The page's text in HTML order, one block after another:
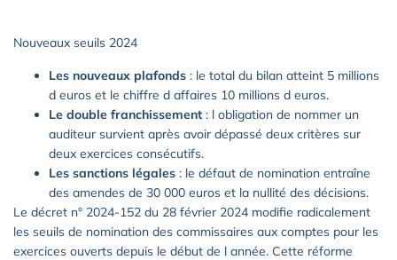
Nouveaux seuils 2024
Les nouveaux plafonds : le total du bilan atteint 5 millions
d euros et le chiffre d affaires 10 millions d euros.
Le double franchissement : l obligation de nommer un
auditeur survient après avoir dépassé deux critères sur
deux exercices consécutifs.
Les sanctions légales : le défaut de nomination entraîne
des amendes de 30 000 euros et la nullité des décisions.
Le décret n° 2024-152 du 28 février 2024 modifie radicalement
les seuils de nomination des commissaires aux comptes pour les
exercices ouverts depuis le début de l année. Cette réforme